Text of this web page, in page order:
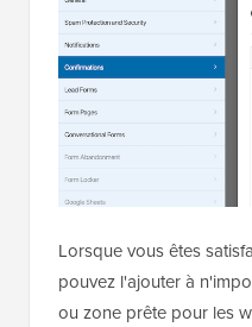
Lorsque vous êtes
pouvez l'ajouter à
ou zone prête pour les